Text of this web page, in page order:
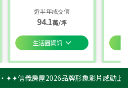
近半年成交價
94.1萬/坪
生活圈資訊
‧✦✦信義房屋2026品牌形象影片感動上